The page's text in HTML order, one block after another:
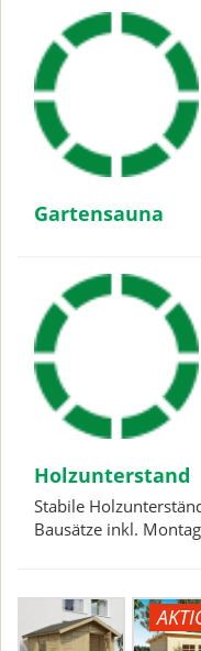
Gartensauna
Holzunterstand
Stabile
Bausätze inkl.